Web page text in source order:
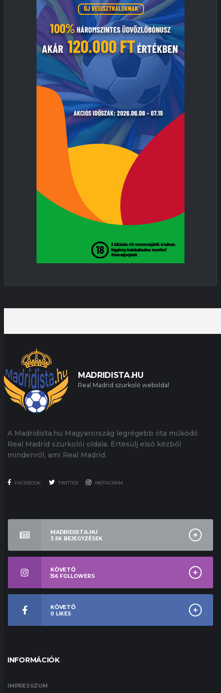
MADRIDISTA.HU
Real Madrid szurkoló weboldal
A Madridista.hu Magyarország legrégebb óta működő
Real Madrid szurkolói oldala. Értesülj első kézből
mindenről, ami Real Madrid.
FACEBOOK TWITTER INSTAGRAM
MADRIDISTA.HU
3.5K BEJEGYZÉSEK
KÖVETŐ
156 FOLLOWERS
KÖVETŐ
0 LIKES
INFORMÁCIÓK
IMPRESSZUM